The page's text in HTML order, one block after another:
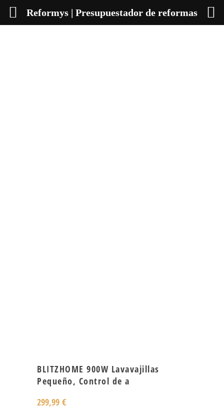
BLITZHOME 900W Lavavajillas
Pequeño, Control de a
299,99 €
Reformys | Presupuestador de reformas